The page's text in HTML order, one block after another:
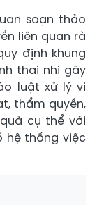
soạn thảo
liên quan rà
định khung
thai nhi gây
luật xử lý vi
thẩm quyền,
cụ thể với
hệ thống việc